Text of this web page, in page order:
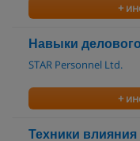
+
Навыки
STAR Personnel Ltd.
+
Техники